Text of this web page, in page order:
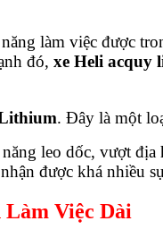
làm việc được
đó, xe Heli acquy
. Đây là một
leo dốc, vượt
được khá nhiều
Việc Dài